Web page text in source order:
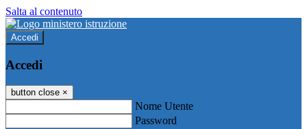
Salta al contenuto
Accedi
Accedi
button close ×
Nome Utente
Password